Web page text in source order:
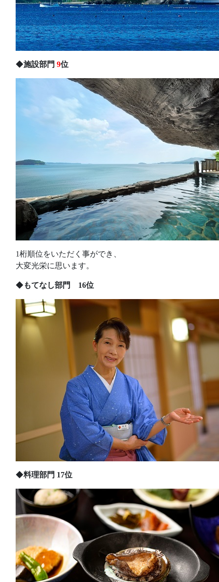
◆施設部門 9位
1桁順位をいただく事ができ、
大変光栄に思います。
◆もてなし部門 16位
◆料理部門 17位